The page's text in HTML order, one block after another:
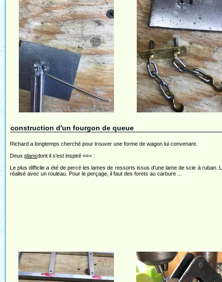
construction d'un fourgon de queue
Richard a longtemps cherché pour trouver une forme de wagon lui convenant.
Deux plansdont il s'est inspiré »»> :
Le plus difficile a été de percé les lames de ressorts issus d'une lame de scie à ruban.
réalisé avec un rouleau. Pour le perçage, il faut des forets au carbure ...